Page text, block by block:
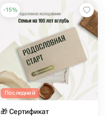
-15%
Последний
🎁 Сертификат